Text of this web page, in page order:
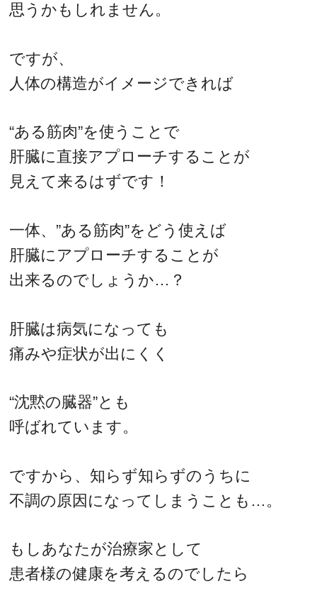
思うかもしれません。
ですが、
人体の構造がイメージできれば
“ある筋肉”を使うことで
肝臓に直接アプローチすることが
見えて来るはずです！
一体、”ある筋肉”をどう使えば
肝臓にアプローチすることが
出来るのでしょうか…？
肝臓は病気になっても
痛みや症状が出にくく
“沈黙の臓器”とも
呼ばれています。
ですから、知らず知らずのうちに
不調の原因になってしまうことも…。
もしあなたが治療家として
患者様の健康を考えるのでしたら